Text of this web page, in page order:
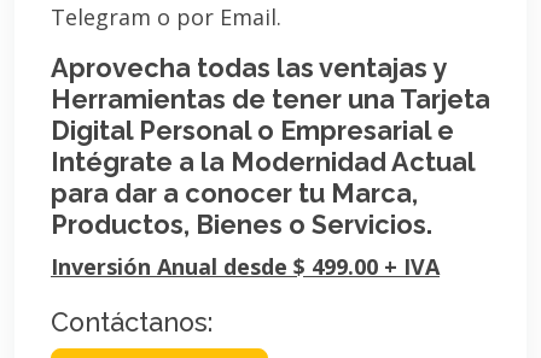
Telegram o por Email.
Aprovecha todas las ventajas y
Herramientas de tener una Tarjeta
Digital Personal o Empresarial e
Intégrate a la Modernidad Actual
para dar a conocer tu Marca,
Productos, Bienes o Servicios.
Inversión Anual desde $ 499.00 + IVA
Contáctanos: